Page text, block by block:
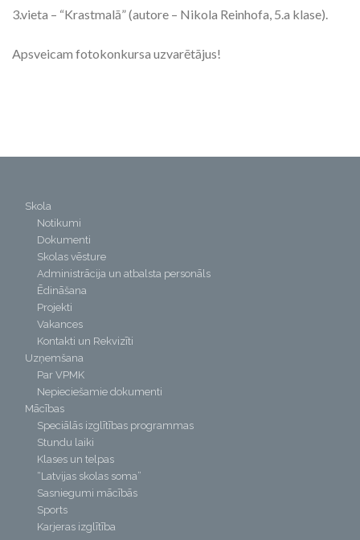
3.vieta – “Krastmalā” (autore – Nikola Reinhofa, 5.a klase).
Apsveicam fotokonkursa uzvarētājus!
Skola
Notikumi
Dokumenti
Skolas vēsture
Administrācija un atbalsta personāls
Ēdināšana
Projekti
Vakances
Kontakti un Rekvizīti
Uzņemšana
Par VPMK
Nepieciešamie dokumenti
Mācības
Speciālās izglītības programmas
Stundu laiki
Klases un telpas
“Latvijas skolas soma”
Sasniegumi mācībās
Sports
Karjeras izglītība